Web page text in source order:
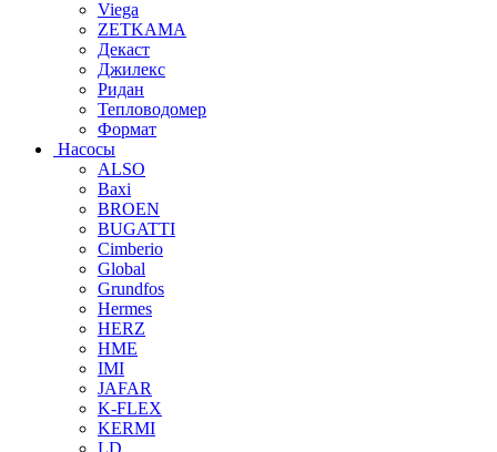
Viega
ZETKAMA
Декаст
Джилекс
Ридан
Тепловодомер
Формат
Насосы
ALSO
Baxi
BROEN
BUGATTI
Cimberio
Global
Grundfos
Hermes
HERZ
HME
IMI
JAFAR
K-FLEX
KERMI
LD